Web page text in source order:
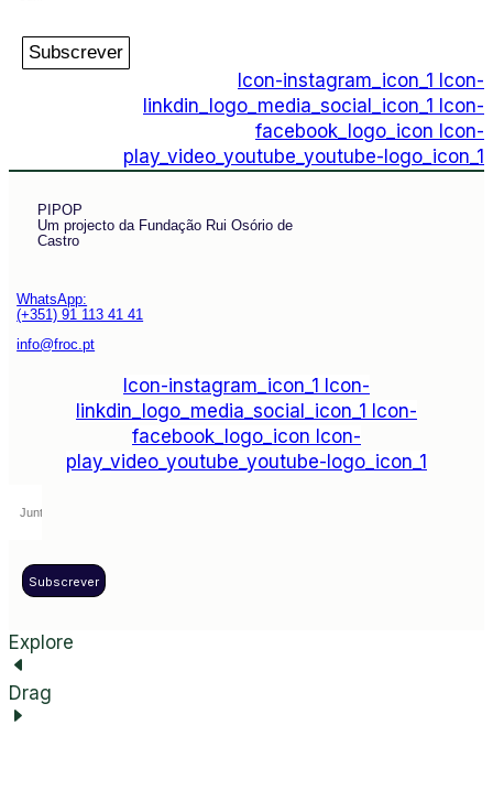
Subscrever
Icon-instagram_icon_1 Icon-
linkdin_logo_media_social_icon_1 Icon-
facebook_logo_icon Icon-
play_video_youtube_youtube-logo_icon_1
PIPOP
Um projecto da Fundação Rui Osório de
Castro
WhatsApp:
(+351) 91 113 41 41
info@froc.pt
Icon-instagram_icon_1 Icon-
linkdin_logo_media_social_icon_1 Icon-
facebook_logo_icon Icon-
play_video_youtube_youtube-logo_icon_1
Subscrever
Explore
Drag